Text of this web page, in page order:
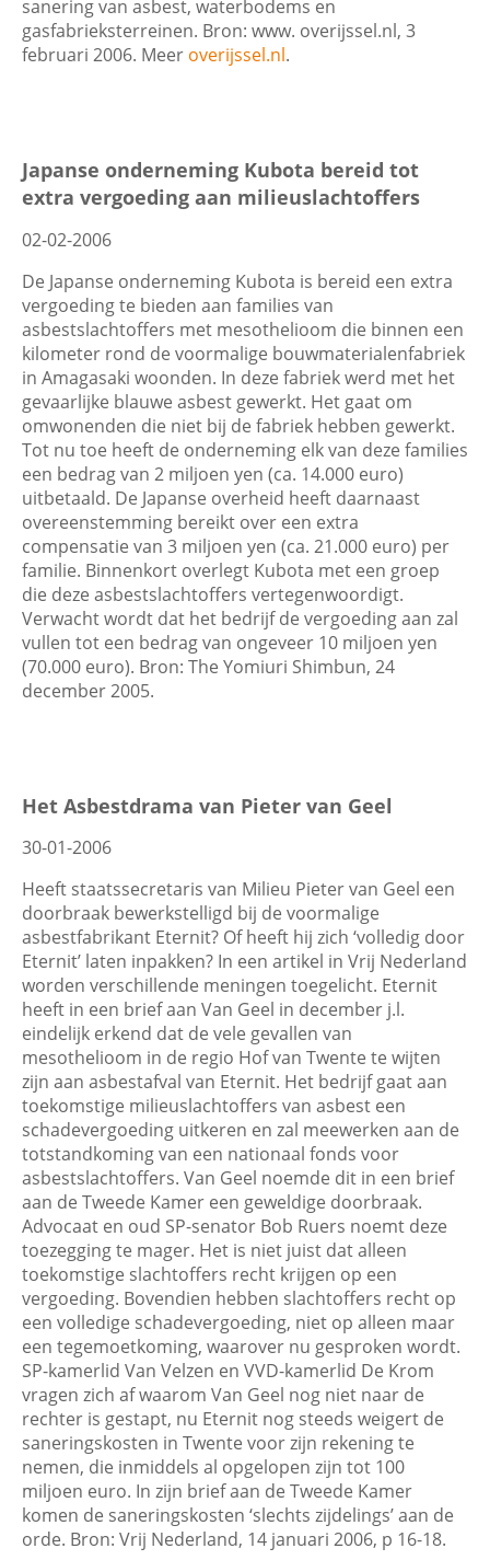
sanering van asbest, waterbodems en
gasfabrieksterreinen. Bron: www. overijssel.nl, 3
februari 2006. Meer overijssel.nl.
Japanse onderneming Kubota bereid tot
extra vergoeding aan milieuslachtoffers
02-02-2006
De Japanse onderneming Kubota is bereid een extra
vergoeding te bieden aan families van
asbestslachtoffers met mesothelioom die binnen een
kilometer rond de voormalige bouwmaterialenfabriek
in Amagasaki woonden. In deze fabriek werd met het
gevaarlijke blauwe asbest gewerkt. Het gaat om
omwonenden die niet bij de fabriek hebben gewerkt.
Tot nu toe heeft de onderneming elk van deze families
een bedrag van 2 miljoen yen (ca. 14.000 euro)
uitbetaald. De Japanse overheid heeft daarnaast
overeenstemming bereikt over een extra
compensatie van 3 miljoen yen (ca. 21.000 euro) per
familie. Binnenkort overlegt Kubota met een groep
die deze asbestslachtoffers vertegenwoordigt.
Verwacht wordt dat het bedrijf de vergoeding aan zal
vullen tot een bedrag van ongeveer 10 miljoen yen
(70.000 euro). Bron: The Yomiuri Shimbun, 24
december 2005.
Het Asbestdrama van Pieter van Geel
30-01-2006
Heeft staatssecretaris van Milieu Pieter van Geel een
doorbraak bewerkstelligd bij de voormalige
asbestfabrikant Eternit? Of heeft hij zich ‘volledig door
Eternit’ laten inpakken? In een artikel in Vrij Nederland
worden verschillende meningen toegelicht. Eternit
heeft in een brief aan Van Geel in december j.l.
eindelijk erkend dat de vele gevallen van
mesothelioom in de regio Hof van Twente te wijten
zijn aan asbestafval van Eternit. Het bedrijf gaat aan
toekomstige milieuslachtoffers van asbest een
schadevergoeding uitkeren en zal meewerken aan de
totstandkoming van een nationaal fonds voor
asbestslachtoffers. Van Geel noemde dit in een brief
aan de Tweede Kamer een geweldige doorbraak.
Advocaat en oud SP-senator Bob Ruers noemt deze
toezegging te mager. Het is niet juist dat alleen
toekomstige slachtoffers recht krijgen op een
vergoeding. Bovendien hebben slachtoffers recht op
een volledige schadevergoeding, niet op alleen maar
een tegemoetkoming, waarover nu gesproken wordt.
SP-kamerlid Van Velzen en VVD-kamerlid De Krom
vragen zich af waarom Van Geel nog niet naar de
rechter is gestapt, nu Eternit nog steeds weigert de
saneringskosten in Twente voor zijn rekening te
nemen, die inmiddels al opgelopen zijn tot 100
miljoen euro. In zijn brief aan de Tweede Kamer
komen de saneringskosten ‘slechts zijdelings’ aan de
orde. Bron: Vrij Nederland, 14 januari 2006, p 16-18.